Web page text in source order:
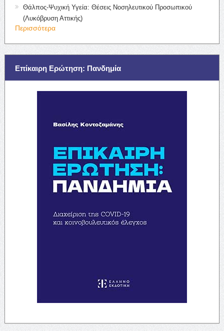
Θάλπος-Ψυχική Υγεία: Θέσεις Νοσηλευτικού Προσωπικού
(Λυκόβρυση Αττικής)
Περισσότερα
Επίκαιρη Ερώτηση: Πανδημία